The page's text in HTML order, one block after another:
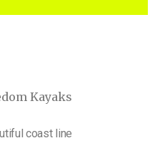
coast line